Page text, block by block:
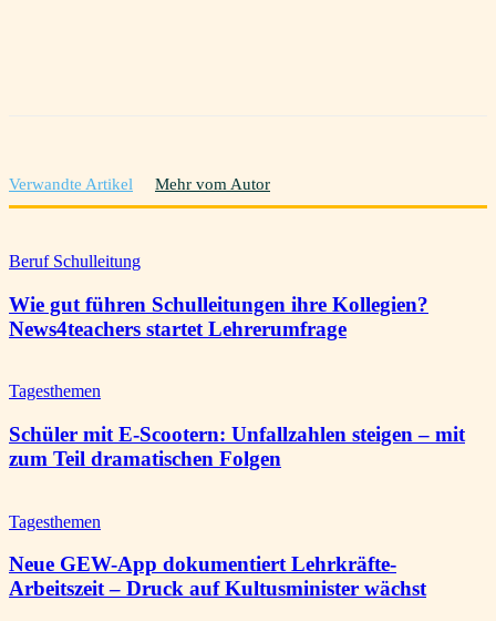
Verwandte Artikel Mehr vom Autor
Beruf Schulleitung
Wie gut führen Schulleitungen ihre Kollegien?
News4teachers startet Lehrerumfrage
Tagesthemen
Schüler mit E-Scootern: Unfallzahlen steigen – mit
zum Teil dramatischen Folgen
Tagesthemen
Neue GEW-App dokumentiert Lehrkräfte-
Arbeitszeit – Druck auf Kultusminister wächst